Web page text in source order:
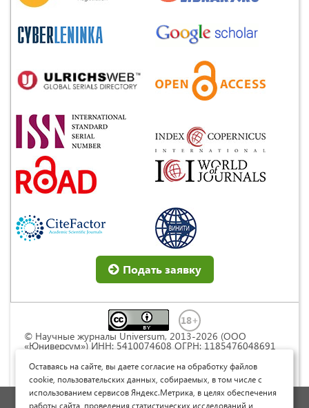
Подать заявку
© Научные журналы Universum, 2013-2026 (ООО
«Юниверсум») ИНН: 5410074608 ОГРН: 1185476048691
Commons « Attribution» («Атрибуция») 4.0
Непортированная
Политика обработки персональных данных
Оставаясь на сайте, вы даете согласие на обработку файлов
cookie, пользовательских данных, собираемых, в том числе с
использованием сервисов Яндекс.Метрика, в целях обеспечения
работы сайта, проведения статистических исследований и